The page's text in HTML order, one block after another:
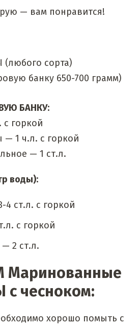
— вам понравится!
(любого сорта)
банку 650-700 грамм)
БАНКУ:
горкой
— 1 ч.л. с горкой
— 1 ст.л.
воды):
4 ст.л. с горкой
с горкой
— 2 ст.л.
Маринованные
чесноком:
хорошо помыть с